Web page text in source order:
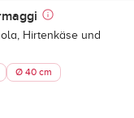
Hirtenkäse und
Ø 40 cm